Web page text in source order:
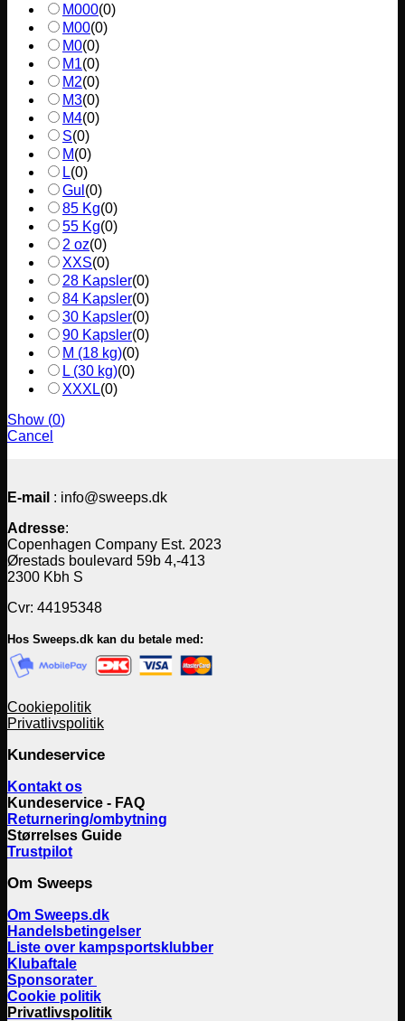
M000(0)
M00(0)
M0(0)
M1(0)
M2(0)
M3(0)
M4(0)
S(0)
M(0)
L(0)
Gul (0)
85 Kg(0)
55 Kg(0)
2 oz(0)
XXS(0)
28 Kapsler(0)
84 Kapsler(0)
30 Kapsler(0)
90 Kapsler(0)
M (18 kg)(0)
L (30 kg)(0)
XXXL(0)
Show (0)
Cancel
E-mail : info@sweeps.dk
Adresse:
Copenhagen Company Est. 2023
Ørestads boulevard 59b 4,-413
2300 Kbh S
Cvr: 44195348
Hos Sweeps.dk kan du betale med:
Cookiepolitik
Privatlivspolitik
Kundeservice
Kontakt os
Kundeservice - FAQ
Returnering/ombytning
Størrelses Guide
Trustpilot
Om Sweeps
Om Sweeps.dk
Handelsbetingelser
Liste over kampsportsklubber
Klubaftale
Sponsorater
Cookie politik
Privatlivspolitik